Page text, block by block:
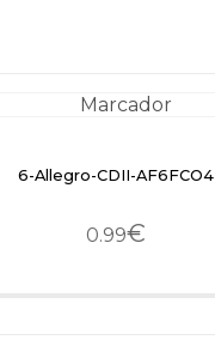
6-Allegro-CDII-AF6FCO4
0.99€